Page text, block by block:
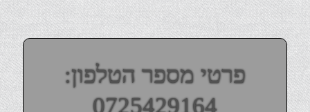
פרטי מספר הטלפון:
0725429164